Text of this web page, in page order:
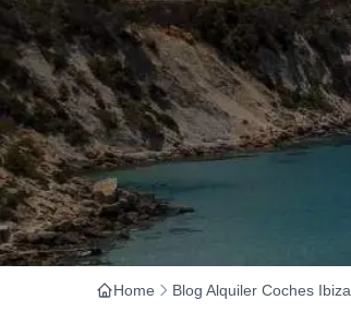
Home Blog Alquiler Coches Ibiza